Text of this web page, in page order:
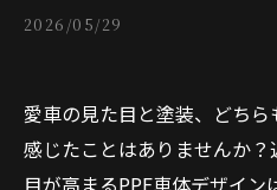
2026/05/29
愛車の見た目と塗装、どち
感じたことはありませんか
目が高まるPPF車体デザイ